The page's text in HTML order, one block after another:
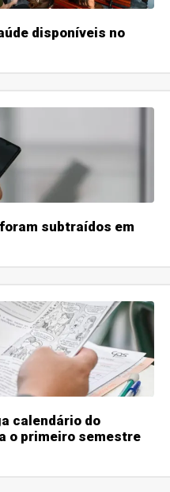
disponíveis no
subtraídos em
calendário do
o primeiro semestre